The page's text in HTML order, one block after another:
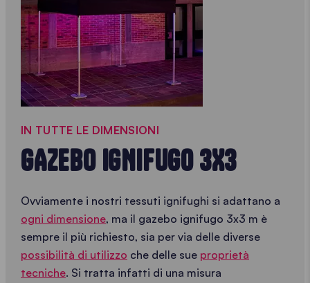
IN TUTTE LE DIMENSIONI
GAZEBO IGNIFUGO 3X3
Ovviamente i nostri tessuti ignifughi si adattano a
ogni dimensione, ma il gazebo ignifugo 3x3 m è
sempre il più richiesto, sia per via delle diverse
possibilità di utilizzo che delle sue proprietà
tecniche. Si tratta infatti di una misura